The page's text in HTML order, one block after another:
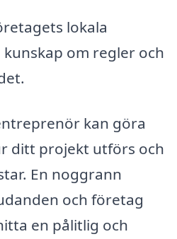
lokala
om regler och
kan göra
ditt projekt utförs och
En noggrann
och företag
en pålitlig och